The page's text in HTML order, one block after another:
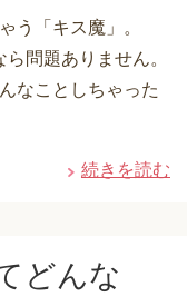
う「キス魔」。
問題ありません。
なことしちゃった
続きを読む
どんな